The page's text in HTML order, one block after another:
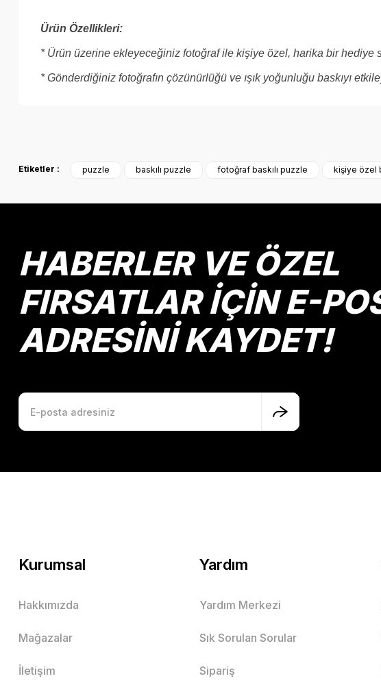
Ürün Özellikleri:
* Ürün üzerine ekleyeceğiniz fotoğraf ile kişiye özel, harika bir hediye
* Gönderdiğiniz fotoğrafın çözünürlüğü ve ışık yoğunluğu baskıyı
Ürün açıklamasında eksik bilgiler bulunuyor.
Bu ürüne benzer farklı alternatifler olmalı.
Etiketler : puzzle baskılı puzzle fotoğraf baskılı puzzle kişiye özel
HABERLER VE ÖZEL
FIRSATLAR İÇİN E-
ADRESİNİ KAYDET!
Kurumsal
Hakkımızda
Mağazalar
İletişim
Yardım
Yardım Merkezi
Sık Sorulan Sorular
Sipariş